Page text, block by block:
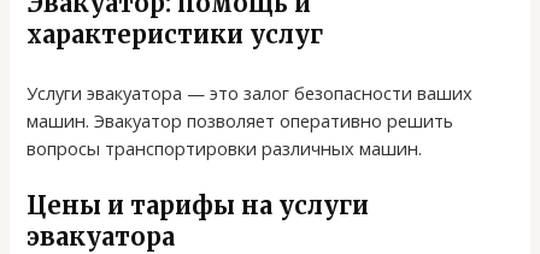
характеристики услуг
Услуги эвакуатора — это залог безопасности ваших
машин. Эвакуатор позволяет оперативно решить
вопросы транспортировки различных машин.
Цены и тарифы на услуги
эвакуатора